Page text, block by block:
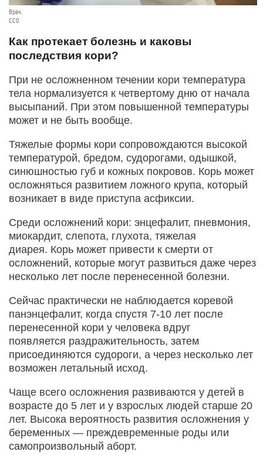
Врач.
СС0
Как протекает болезнь и каковы
последствия кори?
При не осложненном течении кори температура
тела нормализуется к четвертому дню от начала
высыпаний. При этом повышенной температуры
может и не быть вообще.
Тяжелые формы кори сопровождаются высокой
температурой, бредом, судорогами, одышкой,
синюшностью губ и кожных покровов. Корь может
осложняться развитием ложного крупа, который
возникает в виде приступа асфиксии.
Среди осложнений кори: энцефалит, пневмония,
миокардит, слепота, глухота, тяжелая
диарея. Корь может привести к смерти от
осложнений, которые могут развиться даже через
несколько лет после перенесенной болезни.
Сейчас практически не наблюдается коревой
панэнцефалит, когда спустя 7-10 лет после
перенесенной кори у человека вдруг
появляется раздражительность, затем
присоединяются судороги, а через несколько лет
возможен летальный исход.
Чаще всего осложнения развиваются у детей в
возрасте до 5 лет и у взрослых людей старше 20
лет. Высока вероятность развития осложнения у
беременных — преждевременные роды или
самопроизвольный аборт.